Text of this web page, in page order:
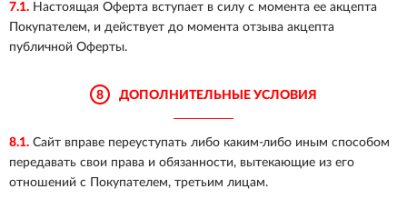
7.1. Настоящая Оферта вступает в силу с момента ее акцепта
Покупателем, и действует до момента отзыва акцепта
публичной Оферты.
8 ДОПОЛНИТЕЛЬНЫЕ УСЛОВИЯ
8.1. Сайт вправе переуступать либо каким-либо иным способом
передавать свои права и обязанности, вытекающие из его
отношений с Покупателем, третьим лицам.